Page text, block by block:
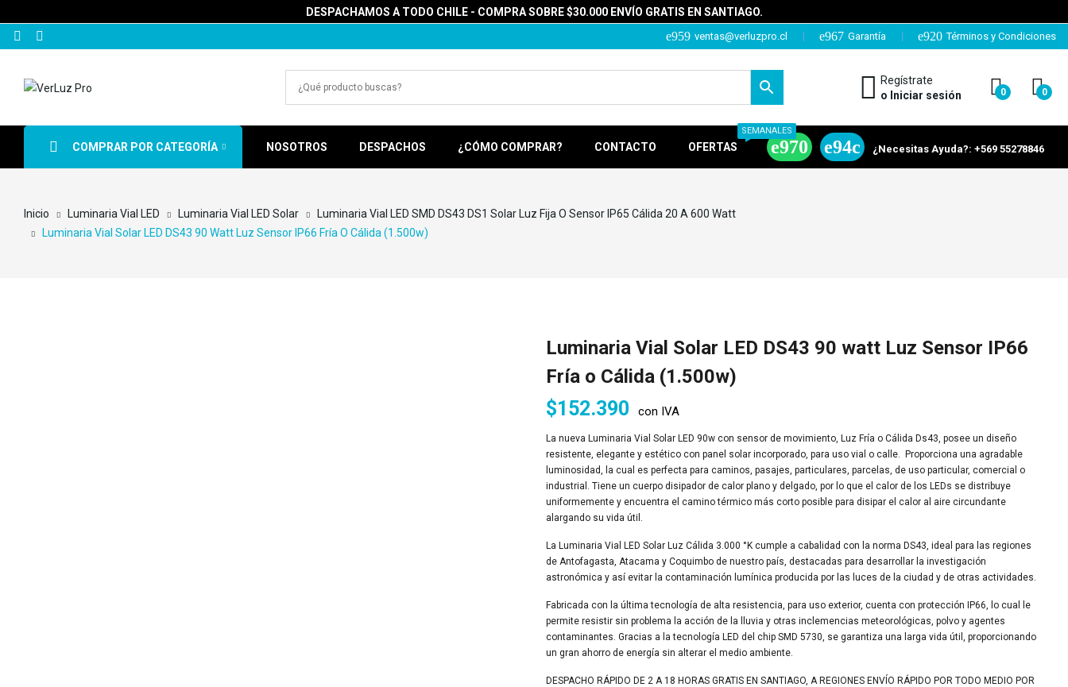
DESPACHAMOS A TODO CHILE - COMPRA SOBRE $30.000 ENVÍO GRATIS EN SANTIAGO.
ventas@verluzpro.cl Garantía Términos y Condiciones
Regístrate
o Iniciar sesión
0 0
COMPRAR POR CATEGORÍA NOSOTROS DESPACHOS ¿CÓMO COMPRAR? CONTACTO OFERTAS
SEMANALES
¿Necesitas Ayuda?: +569 55278846
Inicio Luminaria Vial LED Luminaria Vial LED Solar
Luminaria Vial LED SMD DS43 DS1 Solar Luz Fija O Sensor IP65 Cálida 20 A 600 Watt
Luminaria Vial Solar LED DS43 90 Watt Luz Sensor IP66 Fría O Cálida (1.500w)
Luminaria Vial Solar LED DS43 90 watt Luz Sensor IP66
Fría o Cálida (1.500w)
$152.390 con IVA
La nueva Luminaria Vial Solar LED 90w con sensor de movimiento, Luz Fría o Cálida Ds43, posee un diseño
resistente, elegante y estético con panel solar incorporado, para uso vial o calle. Proporciona una agradable
luminosidad, la cual es perfecta para caminos, pasajes, particulares, parcelas, de uso particular, comercial o
industrial. Tiene un cuerpo disipador de calor plano y delgado, por lo que el calor de los LEDs se distribuye
uniformemente y encuentra el camino térmico más corto posible para disipar el calor al aire circundante
alargando su vida útil.
La Luminaria Vial LED Solar Luz Cálida 3.000 °K cumple a cabalidad con la norma DS43, ideal para las regiones
de Antofagasta, Atacama y Coquimbo de nuestro país, destacadas para desarrollar la investigación
astronómica y así evitar la contaminación lumínica producida por las luces de la ciudad y de otras actividades.
Fabricada con la última tecnología de alta resistencia, para uso exterior, cuenta con protección IP66, lo cual le
permite resistir sin problema la acción de la lluvia y otras inclemencias meteorológicas, polvo y agentes
contaminantes. Gracias a la tecnología LED del chip SMD 5730, se garantiza una larga vida útil, proporcionando
un gran ahorro de energía sin alterar el medio ambiente.
DESPACHO RÁPIDO DE 2 A 18 HORAS GRATIS EN SANTIAGO, A REGIONES ENVÍO RÁPIDO POR TODO MEDIO POR